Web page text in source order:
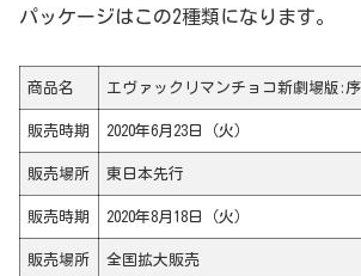
パッケージはこの2種類になります。
商品名 エヴァックリマンチョコ新劇場版:
販売時期 2020年6月23日（火）
販売場所 東日本先行
販売時期 2020年8月18日（火）
販売場所 全国拡大販売